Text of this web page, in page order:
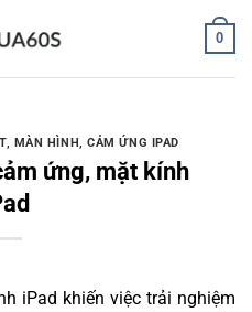
0
, MÀN HÌNH, CẢM ỨNG IPAD
ứng, mặt kính
iPad khiến việc trải nghiệm